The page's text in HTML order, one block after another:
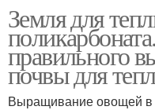
Грунт в теплице
Грунт для теплицы
Земля для
правильного
почвы для
Выращивание овощей в